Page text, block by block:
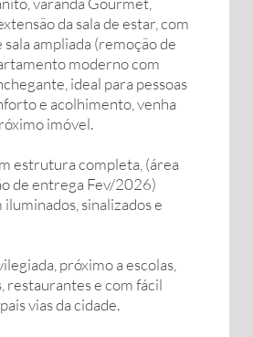
da sala de estar, com
ampliada (remoção de
moderno com
ideal para pessoas
e acolhimento, venha
imóvel.
estrutura completa, (área
de entrega Fev/2026)
sinalizados e
próximo a escolas,
restaurantes e com fácil
vias da cidade.